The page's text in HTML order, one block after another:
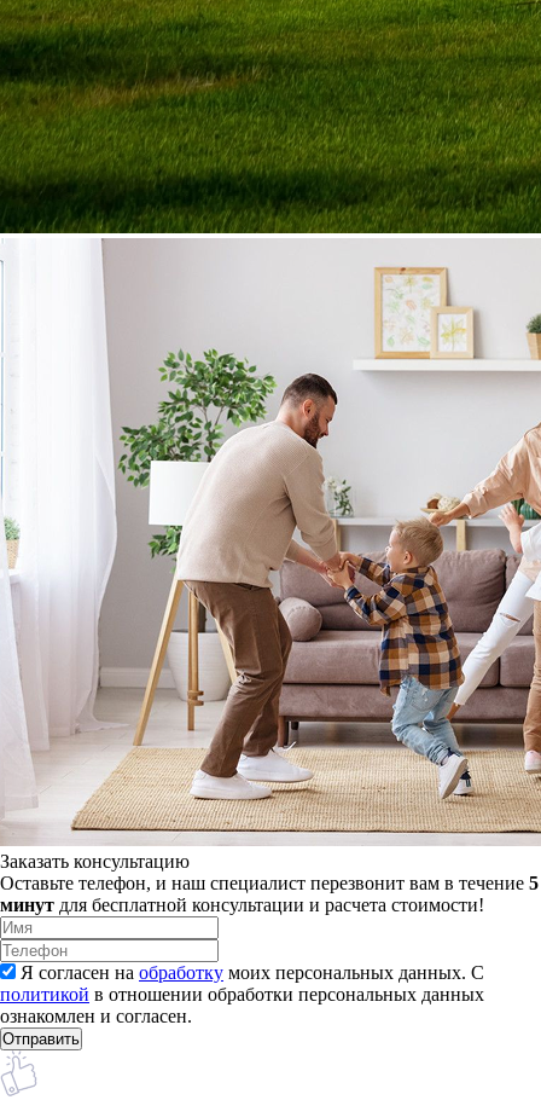
Заказать консультацию
Оставьте телефон, и наш специалист перезвонит вам в течение 5
минут для бесплатной консультации и расчета стоимости!
Я согласен на обработку моих персональных данных. С
политикой в отношении обработки персональных данных
ознакомлен и согласен.